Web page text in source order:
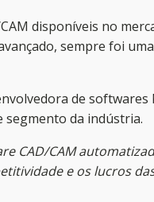
disponíveis no
sempre foi
de
segmento da indústria.
CAD/CAM
e os lucros